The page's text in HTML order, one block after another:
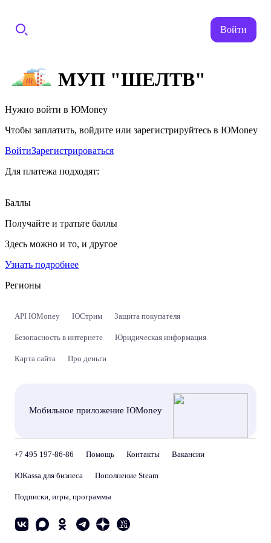
Войти
МУП "ШЕЛТВ"
Нужно войти в ЮMoney
Чтобы заплатить, войдите или зарегистрируйтесь в ЮMoney
ВойтиЗарегистрироваться
Для платежа подходят:
Баллы
Получайте и тратьте баллы
Здесь можно и то, и другое
Узнать подробнее
Регионы
API ЮMoney ЮСтрим Защита покупателя
Безопасность в интернете Юридическая информация
Карта сайта Про деньги
Мобильное приложение ЮMoney
+7 495 197-86-86 Помощь Контакты Вакансии
ЮKassa для бизнеса Пополнение Steam
Подписки, игры, программы